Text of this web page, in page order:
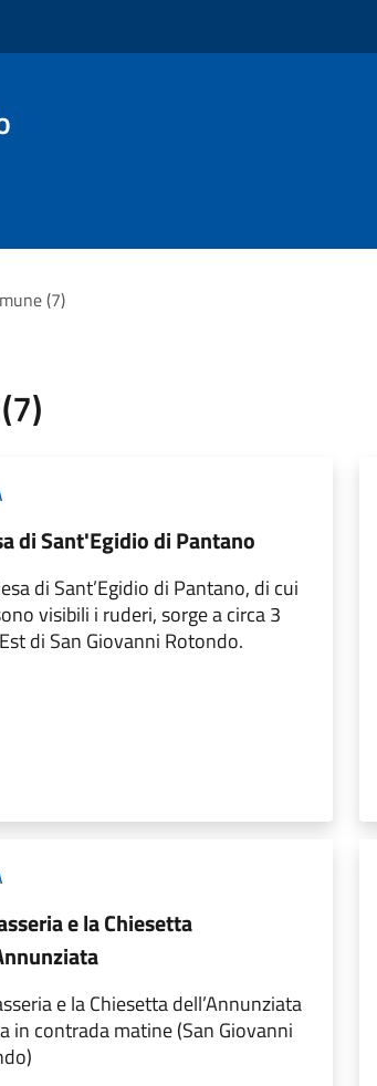
(7)
di Sant'Egidio di Pantano
di Sant’Egidio di Pantano, di cui
visibili i ruderi, sorge a circa 3
di San Giovanni Rotondo.
e la Chiesetta
e la Chiesetta dell’Annunziata
in contrada matine (San Giovanni